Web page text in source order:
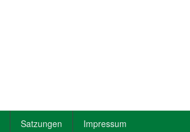
Satzungen Impressum